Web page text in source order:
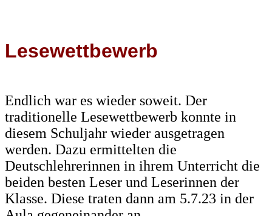
Lesewettbewerb
Endlich war es wieder soweit. Der
traditionelle Lesewettbewerb konnte in
diesem Schuljahr wieder ausgetragen
werden. Dazu ermittelten die
Deutschlehrerinnen in ihrem Unterricht die
beiden besten Leser und Leserinnen der
Klasse. Diese traten dann am 5.7.23 in der